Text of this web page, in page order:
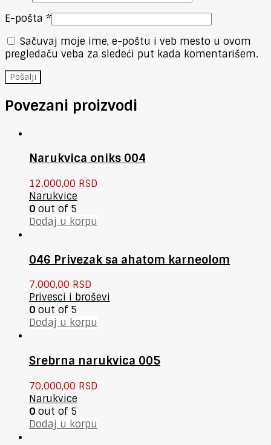
E-pošta *
Sačuvaj moje ime, e-poštu i veb mesto u ovom
pregledaču veba za sledeći put kada komentarišem.
Povezani proizvodi
Narukvica oniks 004
12.000,00 RSD
Narukvice
0 out of 5
Dodaj u korpu
046 Privezak sa ahatom karneolom
7.000,00 RSD
Privesci i broševi
0 out of 5
Dodaj u korpu
Srebrna narukvica 005
70.000,00 RSD
Narukvice
0 out of 5
Dodaj u korpu